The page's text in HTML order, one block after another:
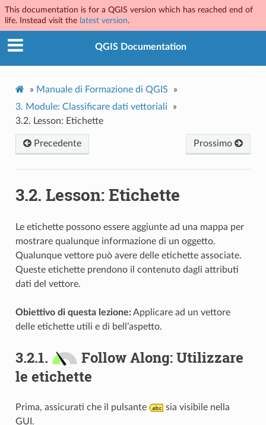
This documentation is for a QGIS version which has reached end of
life. Instead visit the latest version.
QGIS Documentation
» Manuale di Formazione di QGIS
»
3. Module: Classificare dati vettoriali
»
3.2. Lesson: Etichette
Precedente Prossimo
3.2. Lesson: Etichette
Le etichette possono essere aggiunte ad una mappa per
mostrare qualunque informazione di un oggetto.
Qualunque vettore può avere delle etichette associate.
Queste etichette prendono il contenuto dagli attributi
dati del vettore.
Obiettivo di questa lezione:Applicare ad un vettore
delle etichette utili e di bell’aspetto.
3.2.1.
Follow Along: Utilizzare
le etichette
Prima, assicurati che il pulsante
sia visibile nella
GUI.